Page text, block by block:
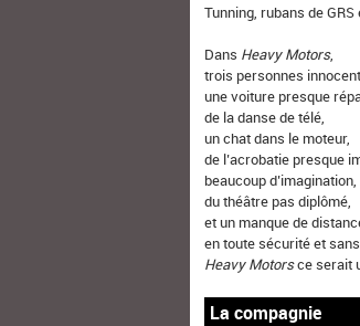
Tunning, rubans de
Dans Heavy Motors,
trois personnes
une voiture presque
de la danse de télé,
un chat dans le moteur,
de l’acrobatie presque
beaucoup d’imagination,
du théâtre pas diplômé,
et un manque de
en toute sécurité et
Heavy Motorsce serait
La compagnie